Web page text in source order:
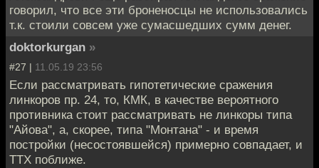
говорил, что все эти броненосцы не использовались
т.к. стоили совсем уже сумасшедших сумм денег.
doktorkurgan »
#27 | 11.05.19 23:56
Если рассматривать гипотетические сражения
линкоров пр. 24, то, КМК, в качестве вероятного
противника стоит рассматривать не линкоры типа
"Айова", а, скорее, типа "Монтана" - и время
постройки (несостоявшейся) примерно совпадает, и
ТТХ поближе.